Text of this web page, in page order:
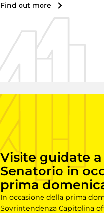
Find out more
Visite guidate a
Senatorio in
prima
In occasione della prima
Sovrintendenza Capitolina